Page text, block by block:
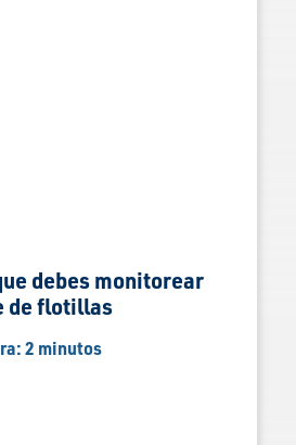
debes monitorear
de flotillas
2 minutos